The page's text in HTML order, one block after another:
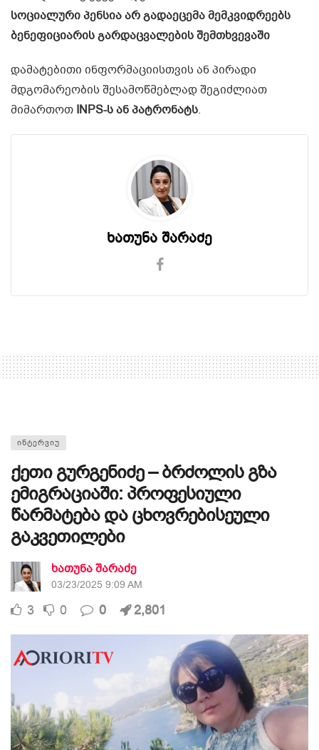
სოციალური პენსია არ გადაეცემა მემკვიდრეებს
ბენეფიციარის გარდაცვალების შემთხვევაში
დამატებითი ინფორმაციისთვის ან პირადი
მდგომარეობის შესამოწმებლად შეგიძლიათ
მიმართოთ INPS-ს ან პატრონატს.
ხათუნა შარაძე
ᲘᲜᲢᲔᲠᲕᲘᲣ
ქეთი გურგენიძე – ბრძოლის გზა
ემიგრაციაში: პროფესიული
წარმატება და ცხოვრებისეული
გაკვეთილები
ხათუნა შარაძე
03/23/2025 9:09 AM
3 0 0 2,801